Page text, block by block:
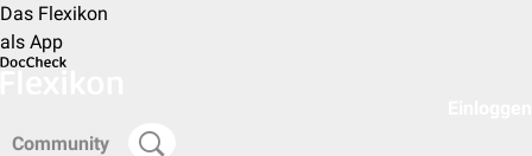
Das Flexikon
als App
Community